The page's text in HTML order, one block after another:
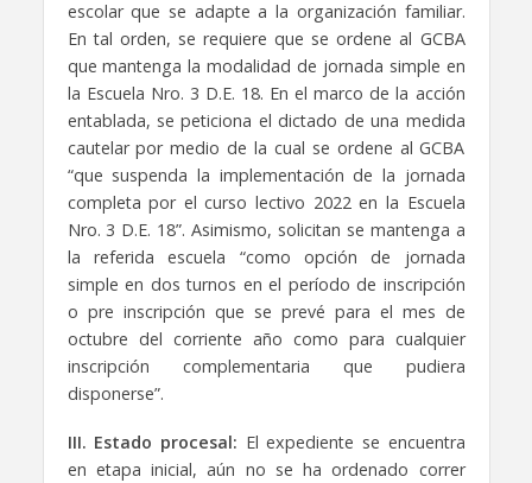
escolar que se adapte a la organización familiar.
En tal orden, se requiere que se ordene al GCBA
que mantenga la modalidad de jornada simple en
la Escuela Nro. 3 D.E. 18. En el marco de la acción
entablada, se peticiona el dictado de una medida
cautelar por medio de la cual se ordene al GCBA
“que suspenda la implementación de la jornada
completa por el curso lectivo 2022 en la Escuela
Nro. 3 D.E. 18”. Asimismo, solicitan se mantenga a
la referida escuela “como opción de jornada
simple en dos turnos en el período de inscripción
o pre inscripción que se prevé para el mes de
octubre del corriente año como para cualquier
inscripción complementaria que pudiera
disponerse”.
III. Estado procesal: El expediente se encuentra
en etapa inicial, aún no se ha ordenado correr